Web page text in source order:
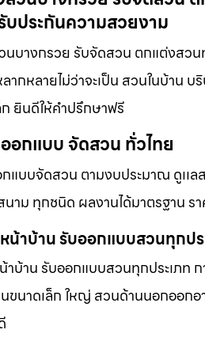
ประกันความสวยงาม
บางกรวย รับจัดสวน ตกแต่งสว
ากหลายไม่ว่าจะเป็น สวนในบ้าน
ยินดีให้คำปรึกษาฟรี
อกแบบ จัดสวน ทั่วไทย
แบบจัดสวน ตามงบประมาณ ดูเ
าม ทุกชนิด ผลงานได้มาตรฐาน ร
น้าบ้าน รับออกแบบสวนทุกปร
บ้าน รับออกแบบสวนทุกประเภท
ขนาดเล็ก ใหญ่ สวนด้านนอกออก